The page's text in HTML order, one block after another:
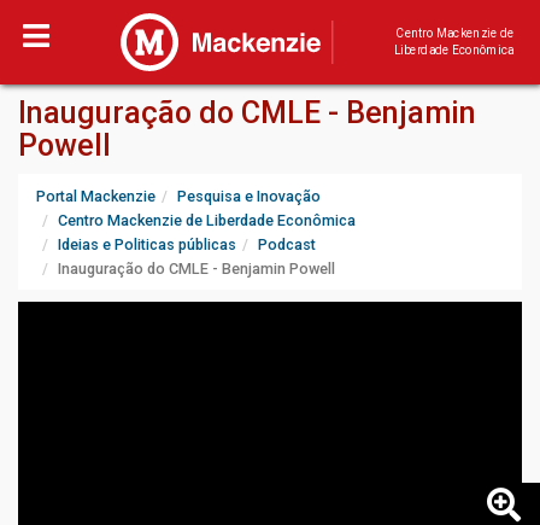
Centro Mackenzie de
Liberdade Econômica
Inauguração do CMLE - Benjamin
Powell
Portal Mackenzie
Pesquisa e Inovação
Centro Mackenzie de Liberdade Econômica
Ideias e Politicas públicas
Podcast
Inauguração do CMLE - Benjamin Powell